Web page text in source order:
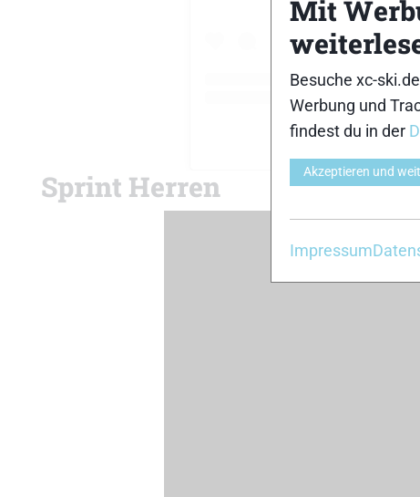
A post shared by
Sprint Herren
Mit
Besuche xc-
Werbung und
findest du in der
Akzeptieren und
Impressum